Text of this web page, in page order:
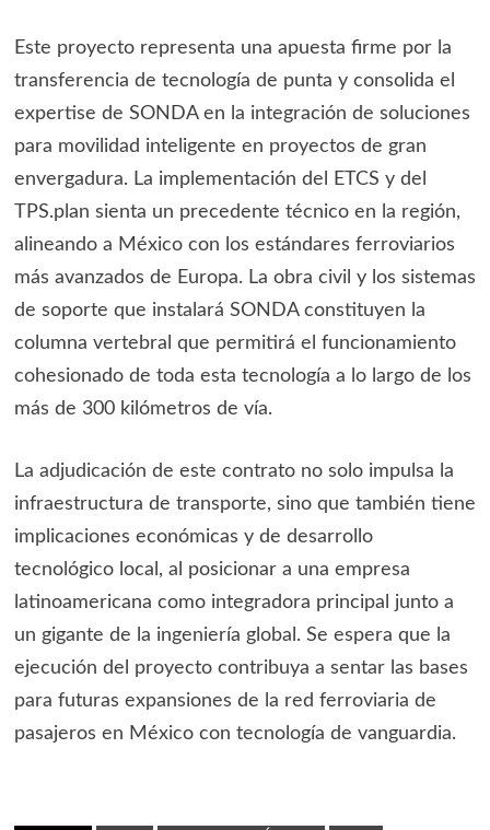
Este proyecto representa una apuesta firme por la
transferencia de tecnología de punta y consolida el
expertise de SONDA en la integración de soluciones
para movilidad inteligente en proyectos de gran
envergadura. La implementación del ETCS y del
TPS.plan sienta un precedente técnico en la región,
alineando a México con los estándares ferroviarios
más avanzados de Europa. La obra civil y los sistemas
de soporte que instalará SONDA constituyen la
columna vertebral que permitirá el funcionamiento
cohesionado de toda esta tecnología a lo largo de los
más de 300 kilómetros de vía.
La adjudicación de este contrato no solo impulsa la
infraestructura de transporte, sino que también tiene
implicaciones económicas y de desarrollo
tecnológico local, al posicionar a una empresa
latinoamericana como integradora principal junto a
un gigante de la ingeniería global. Se espera que la
ejecución del proyecto contribuya a sentar las bases
para futuras expansiones de la red ferroviaria de
pasajeros en México con tecnología de vanguardia.